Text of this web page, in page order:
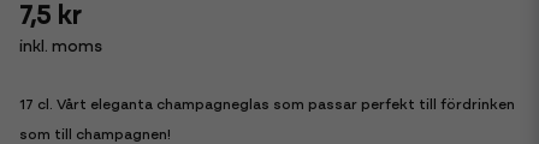
7,5 kr
inkl. moms
17 cl. Vårt eleganta champagneglas som passar perfekt till fördrinken
som till champagnen!